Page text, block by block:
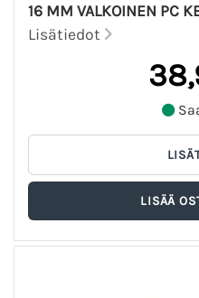
16 MM VALKOINEN PC
Lisätiedot